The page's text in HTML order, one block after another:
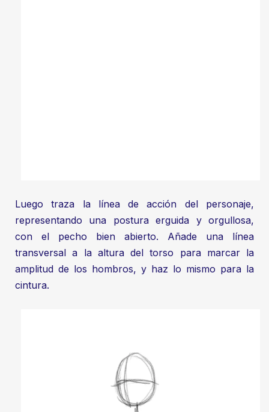
Luego traza la línea de acción del personaje,
representando una postura erguida y orgullosa,
con el pecho bien abierto. Añade una línea
transversal a la altura del torso para marcar la
amplitud de los hombros, y haz lo mismo para la
cintura.